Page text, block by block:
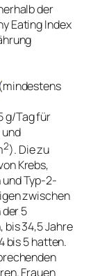
der
Eating Index
(mindestens
g/Tag für
2). Die zu
Krebs,
Typ-2-
zwischen
5
34,5 Jahre
bis 5 hatten.
Frauen